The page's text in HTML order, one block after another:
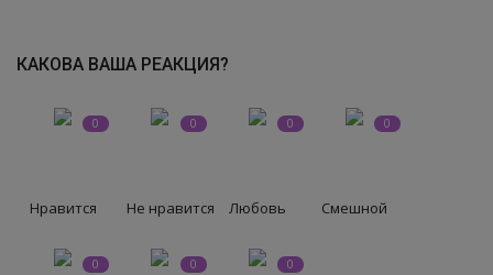
КИНО
Конкурсы
КАКОВА ВАША РЕАКЦИЯ?
0
Нравится
0
Не нравится
0
Любовь
0
Смешной
0 0 0